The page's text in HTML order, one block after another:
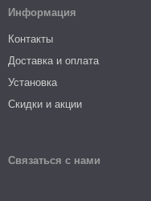
Информация
Контакты
Доставка и оплата
Установка
Скидки и акции
Связаться с нами